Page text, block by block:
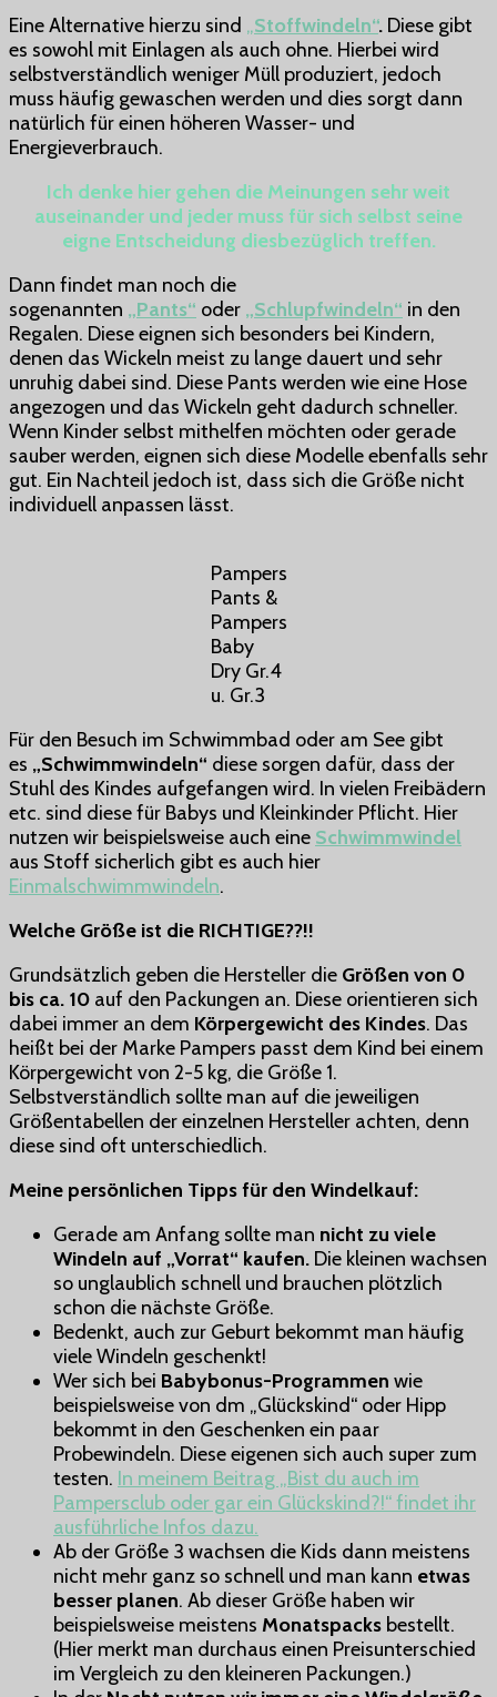
Eine Alternative hierzu sind „Stoffwindeln“. Diese gibt
es sowohl mit Einlagen als auch ohne. Hierbei wird
selbstverständlich weniger Müll produziert, jedoch
muss häufig gewaschen werden und dies sorgt dann
natürlich für einen höheren Wasser- und
Energieverbrauch.
Ich denke hier gehen die Meinungen sehr weit
auseinander und jeder muss für sich selbst seine
eigne Entscheidung diesbezüglich treffen.
Dann findet man noch die
sogenannten „Pants“ oder „Schlupfwindeln“ in den
Regalen. Diese eignen sich besonders bei Kindern,
denen das Wickeln meist zu lange dauert und sehr
unruhig dabei sind. Diese Pants werden wie eine Hose
angezogen und das Wickeln geht dadurch schneller.
Wenn Kinder selbst mithelfen möchten oder gerade
sauber werden, eignen sich diese Modelle ebenfalls sehr
gut. Ein Nachteil jedoch ist, dass sich die Größe nicht
individuell anpassen lässt.
Pampers
Pants &
Pampers
Baby
Dry Gr.4
u. Gr.3
Für den Besuch im Schwimmbad oder am See gibt
es „Schwimmwindeln“ diese sorgen dafür, dass der
Stuhl des Kindes aufgefangen wird. In vielen Freibädern
etc. sind diese für Babys und Kleinkinder Pflicht. Hier
nutzen wir beispielsweise auch eine Schwimmwindel
aus Stoff sicherlich gibt es auch hier
Einmalschwimmwindeln.
Welche Größe ist die RICHTIGE??!!
Grundsätzlich geben die Hersteller die Größen von 0
bis ca. 10 auf den Packungen an. Diese orientieren sich
dabei immer an dem Körpergewicht des Kindes. Das
heißt bei der Marke Pampers passt dem Kind bei einem
Körpergewicht von 2-5 kg, die Größe 1.
Selbstverständlich sollte man auf die jeweiligen
Größentabellen der einzelnen Hersteller achten, denn
diese sind oft unterschiedlich.
Meine persönlichen Tipps für den Windelkauf:
Gerade am Anfang sollte man nicht zu viele
Windeln auf „Vorrat“ kaufen. Die kleinen wachsen
so unglaublich schnell und brauchen plötzlich
schon die nächste Größe.
Bedenkt, auch zur Geburt bekommt man häufig
viele Windeln geschenkt!
Wer sich bei Babybonus-Programmen wie
beispielsweise von dm „Glückskind“ oder Hipp
bekommt in den Geschenken ein paar
Probewindeln. Diese eigenen sich auch super zum
testen. In meinem Beitrag „Bist du auch im
Pampersclub oder gar ein Glückskind?!“ findet ihr
ausführliche Infos dazu.
Ab der Größe 3 wachsen die Kids dann meistens
nicht mehr ganz so schnell und man kann etwas
besser planen. Ab dieser Größe haben wir
beispielsweise meistens Monatspacks bestellt.
(Hier merkt man durchaus einen Preisunterschied
im Vergleich zu den kleineren Packungen.)